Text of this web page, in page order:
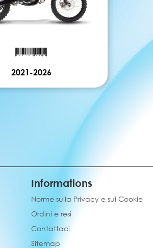
2021-2026
Informations
Norme sulla Privacy e sui Cookie
Ordini e resi
Contattaci
Sitemap